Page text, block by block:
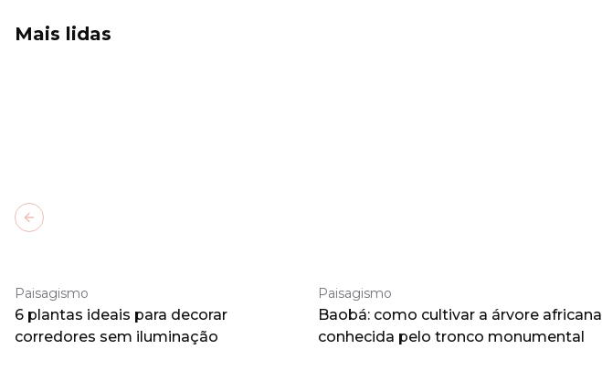
Mais lidas
Paisagismo
6 plantas ideais para decorar
corredores sem iluminação
Paisagismo
Baobá: como cultivar a árvore africana
conhecida pelo tronco monumental
Previous slide